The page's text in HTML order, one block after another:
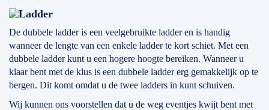
De dubbele ladder is een veelgebruikte ladder en is handig
wanneer de lengte van een enkele ladder te kort schiet. Met een
dubbele ladder kunt u een hogere hoogte bereiken. Wanneer u
klaar bent met de klus is een dubbele ladder erg gemakkelijk op te
bergen. Dit komt omdat u de twee ladders in kunt schuiven.
Wij kunnen ons voorstellen dat u de weg eventjes kwijt bent met